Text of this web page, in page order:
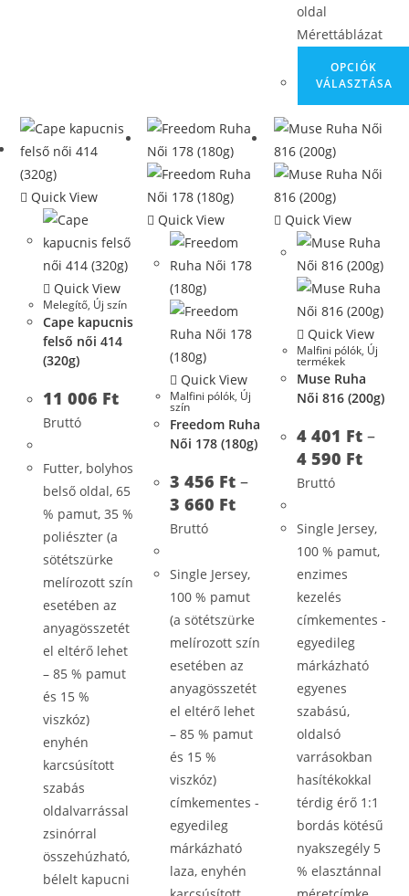
oldal
Mérettáblázat
OPCIÓK
VÁLASZTÁSA
Quick View
Quick View
Melegítő, Új szín
Cape kapucnis
felső női 414
(320g)
11 006 Ft
Bruttó
Futter, bolyhos
belső oldal, 65
% pamut, 35 %
poliészter (a
sötétszürke
melírozott szín
esetében az
anyagösszetét
el eltérő lehet
– 85 % pamut
és 15 %
viszkóz)
enyhén
karcsúsított
szabás
oldalvarrással
zsinórral
összehúzható,
bélelt kapucni
Quick View
Quick View
Malfini pólók, Új
szín
Freedom Ruha
Női 178 (180g)
3 456 Ft –
3 660 Ft
Bruttó
Single Jersey,
100 % pamut
(a sötétszürke
melírozott szín
esetében az
anyagösszetét
el eltérő lehet
– 85 % pamut
és 15 %
viszkóz)
címkementes -
egyedileg
márkázható
laza, enyhén
Quick View
Quick View
Malfini pólók, Új
termékek
Muse Ruha
Női 816 (200g)
4 401 Ft –
4 590 Ft
Bruttó
Single Jersey,
100 % pamut,
enzimes
kezelés
címkementes -
egyedileg
márkázható
egyenes
szabású,
oldalsó
varrásokban
hasítékokkal
térdig érő 1:1
bordás kötésű
nyakszegély 5
% elasztánnal